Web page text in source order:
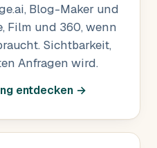
Blog-Maker und
Film und 360, wenn
Sichtbarkeit,
Anfragen wird.
entdecken →